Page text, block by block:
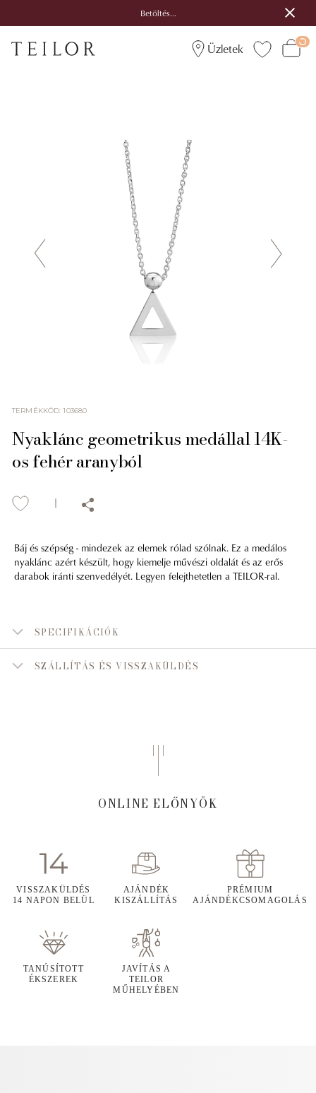
Betöltés...
Üzletek
TERMÉKKÓD:103680
Nyaklánc geometrikus medállal 14K-
os fehér aranyból
Báj és szépség - mindezek az elemek rólad szólnak. Ez a medálos
nyaklánc azért készült, hogy kiemelje művészi oldalát és az erős
darabok iránti szenvedélyét. Legyen felejthetetlen a TEILOR-ral.
SPECIFIKÁCIÓK
SZÁLLÍTÁS ÉS VISSZAKÜLDÉS
ONLINE ELŐNYÖK
VISSZAKÜLDÉS
14 NAPON BELÜL
AJÁNDÉK
KISZÁLLÍTÁS
PRÉMIUM
AJÁNDÉKCSOMAGOLÁS
TANÚSÍTOTT
ÉKSZEREK
JAVÍTÁS A
TEILOR
MŰHELYÉBEN